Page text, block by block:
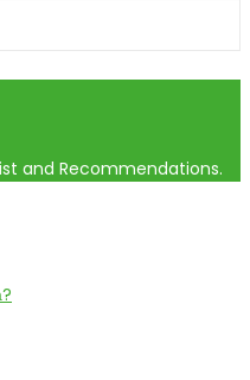
and Recommendations.